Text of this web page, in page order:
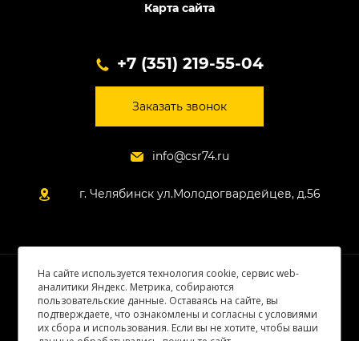
Карта сайта
+7 (351) 219-55-04
Заказать звонок
info@csr74.ru
г. Челябинск ул.Молодогвардейцев, д.56
© 2026 Все права защищены
На сайте используется технология cookie, сервис web-
аналитики Яндекс. Метрика, собираются
пользовательские данные. Оставаясь на сайте, вы
подтверждаете, что ознакомлены и согласны с условиями
их сбора и использования. Если вы не хотите, чтобы ваши